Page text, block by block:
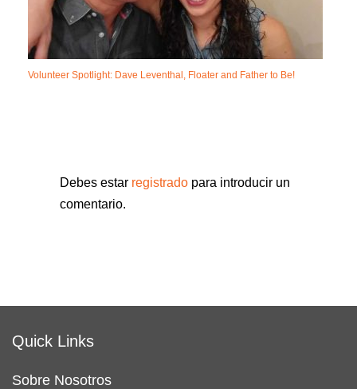
Volunteer Spotlight: Dave Leventhal, Floater and Father to Be!
Debes estar registrado para introducir un
comentario.
Quick Links
Sobre Nosotros